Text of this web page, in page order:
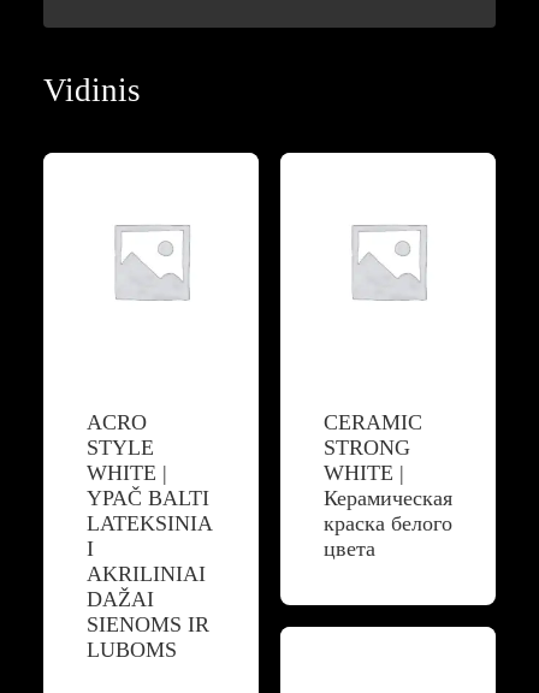
Vidinis
ACRO
STYLE
WHITE |
YPAČ BALTI
LATEKSINIA
I
AKRILINIAI
DAŽAI
SIENOMS IR
LUBOMS
CERAMIC
STRONG
WHITE |
Керамическая
краска белого
цвета